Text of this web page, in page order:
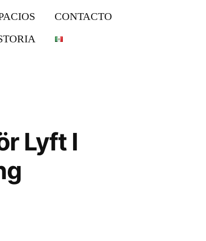
CONTACTO
Lyft I